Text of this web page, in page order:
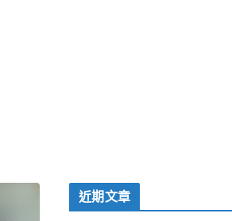
近期文章